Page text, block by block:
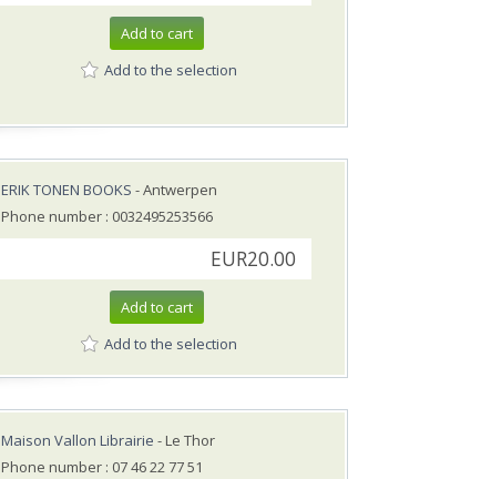
Add to cart
Add to the selection
ERIK TONEN BOOKS - Antwerpen
Phone number : 0032495253566
EUR20.00
Add to cart
Add to the selection
Maison Vallon Librairie - Le Thor
Phone number : 07 46 22 77 51